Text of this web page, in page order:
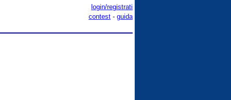
login/registrati
contest - guida